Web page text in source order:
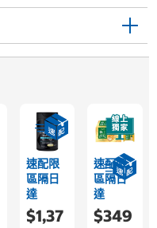
速配限
區隔日
達
$1,37
速配限
區隔日
達
$349